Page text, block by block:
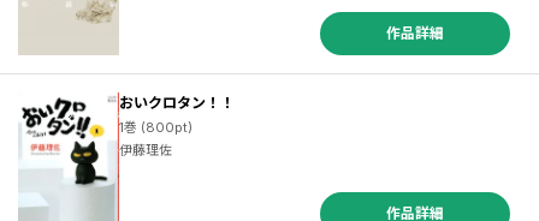
作品詳細
おいクロタン！！
1巻 (800pt)
伊藤理佐
作品詳細